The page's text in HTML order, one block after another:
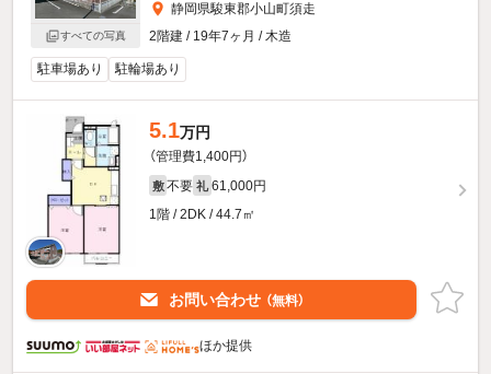
すべての写真
静岡県駿東郡小山町須走
2階建 / 19年7ヶ月 / 木造
駐車場あり 駐輪場あり
5.1万円
（管理費1,400円）
敷 不要 礼 61,000円
1階 / 2DK / 44.7㎡
お問い合わせ （無料）
ほか提供